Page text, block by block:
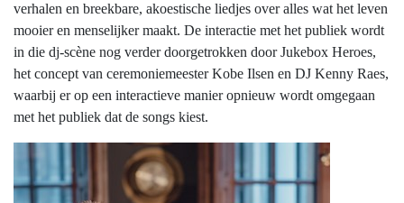
verhalen en breekbare, akoestische liedjes over alles wat het leven
mooier en menselijker maakt. De interactie met het publiek wordt
in die dj-scène nog verder doorgetrokken door Jukebox Heroes,
het concept van ceremoniemeester Kobe Ilsen en DJ Kenny Raes,
waarbij er op een interactieve manier opnieuw wordt omgegaan
met het publiek dat de songs kiest.